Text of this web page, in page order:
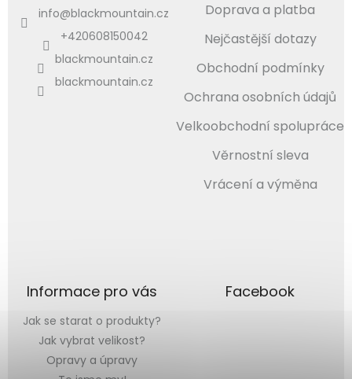
info@blackmountain.cz
+420608150042
blackmountain.cz
blackmountain.cz
Doprava a platba
Nejčastější dotazy
Obchodní podmínky
Ochrana osobních údajů
Velkoobchodní spolupráce
Věrnostní sleva
Vrácení a výměna
Informace pro vás
Jak se starat o produkty?
Jak vybrat velikost?
Opravy a úpravy
Facebook